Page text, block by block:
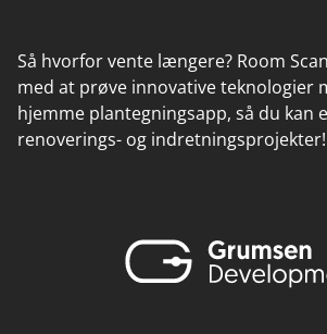
Så hvorfor vente længere? Room
med at prøve innovative teknologier
hjemme plantegningsapp, så du kan
renoverings- og indretningsprojekter!